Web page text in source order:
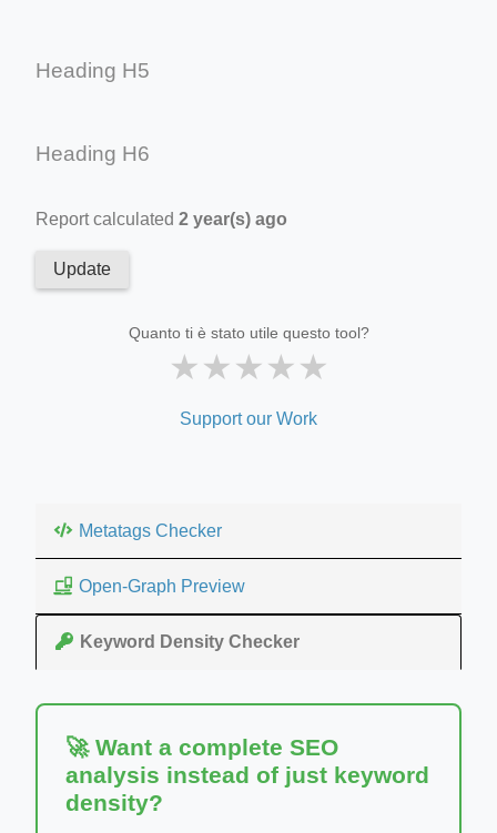
Heading H5
Heading H6
Report calculated 2 year(s) ago
Update
Quanto ti è stato utile questo tool?
★★★★★
Support our Work
Metatags Checker
Open-Graph Preview
Keyword Density Checker
🚀 Want a complete SEO
analysis instead of just keyword
density?